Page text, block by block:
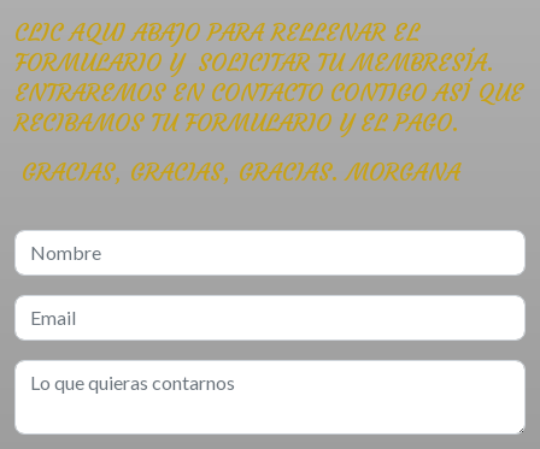
CLIC AQUI ABAJO PARA RELLENAR EL
FORMULARIO Y SOLICITAR TU MEMBRESÍA.
ENTRAREMOS EN CONTACTO CONTIGO ASÍ QUE
RECIBAMOS TU FORMULARIO Y EL PAGO.
GRACIAS, GRACIAS, GRACIAS. MORGANA